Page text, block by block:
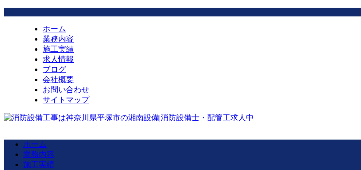
ホーム
業務内容
施工実績
求人情報
ブログ
会社概要
お問い合わせ
サイトマップ
ホーム
業務内容
施工実績